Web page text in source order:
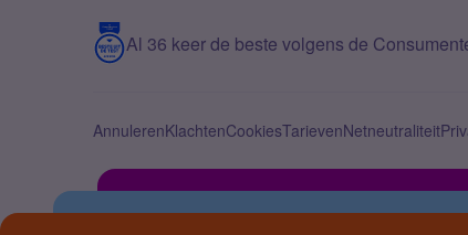
Al 36 keer de beste volgens de
AnnulerenKlachtenCookiesTarievenNetneutraliteit